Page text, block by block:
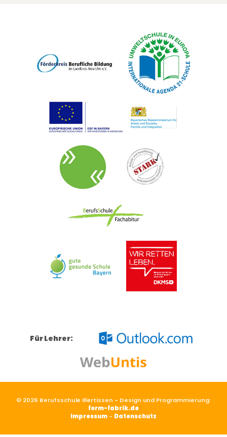
Für Lehrer:
© 2026 Berufsschule Illertissen - Design und Programmierung:
form-fabrik.de
Impressum - Datenschutz